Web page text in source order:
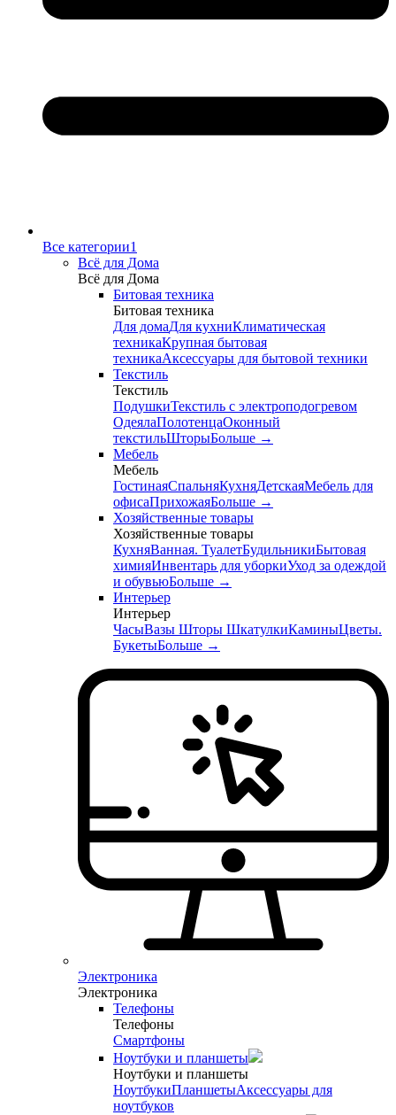
Все категории1
Всё для Дома
Всё для Дома
Битовая техника
Битовая техника
Для домаДля кухниКлиматическая
техникаКрупная бытовая
техникаАксессуары для бытовой техники
Текстиль
Текстиль
ПодушкиТекстиль с электроподогревом
ОдеялаПолотенцаОконный
текстильШторыБольше →
Мебель
Мебель
ГостинаяСпальняКухняДетскаяМебель для
офисаПрихожаяБольше →
Хозяйственные товары
Хозяйственные товары
КухняВанная. ТуалетБудильникиБытовая
химияИнвентарь для уборкиУход за одеждой
и обувьюБольше →
Интерьер
Интерьер
ЧасыВазы Шторы ШкатулкиКаминыЦветы.
БукетыБольше →
Электроника
Электроника
Телефоны
Телефоны
Смартфоны
Ноутбуки и планшеты
Ноутбуки и планшеты
НоутбукиПланшетыАксессуары для
ноутбуков